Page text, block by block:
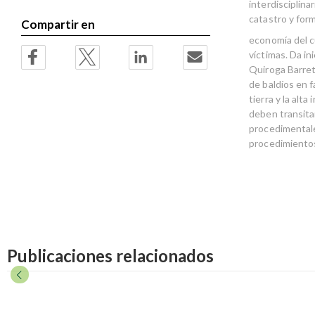
catastro y
economía del
víctimas. Da
Quiroga
de baldíos en
tierra y la alta
deben
Compartir en
Publicaciones relacionados